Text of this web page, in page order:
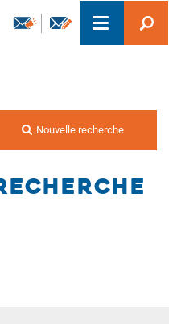
Toggle
navigation
Nouvelle recherche